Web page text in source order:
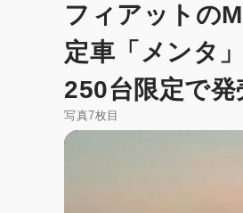
フィアットの
定車「メンタ
250台限定で発
写真7枚目